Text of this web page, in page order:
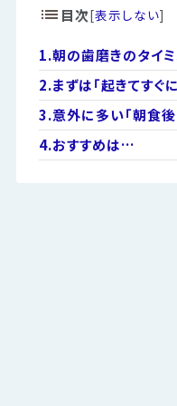
目次[表示しない]
1.朝の歯磨きのタイ
2.まずは「起きてすぐ
3.意外に多い「朝食
4.おすすめは…